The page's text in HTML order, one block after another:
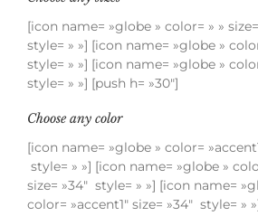
[icon name= »globe » color= » »
style= » »] [icon name= »globe »
style= » »] [icon name= »globe »
style= » »] [push h= »30″]
Choose any color
[icon name= »globe » color=
style= » »] [icon name= »globe »
size= »34″ style= » »] [icon name=
color= »accent1″ size= »34″ style= »